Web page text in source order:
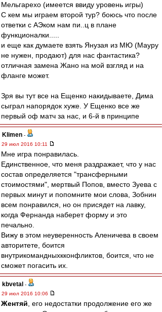
Мельгарехо (имеется ввиду уровень игры)
С кем мы играем второй тур? боюсь что после
ответки с АЭком нам пи..ц в плане
функционалки.....
и еще как думаете взять Янузая из МЮ (Мауру
не нужен, продают) для нас фантастика?
отличная замена Жано на мой взгляд и на
фланге может.
Зря вы тут все на Ещенко накидываете, Дима
сыграл напорядок хуже. У Ещенко все же
первый оф матч за нас, и 6-й в принципе
Klimen -
29 июл 2016 10:11
Мне игра понравилась.
Единственное, что меня раздражает, что у нас
состав определяется "трансферными
стоимостями", мертвый Попов, вместо Зуева с
первых минут и попомните мои слова, Зобнин
всем понравился, но он присядет на лавку,
когда Фернанда наберет форму и это
печально.
Вижу в этом неуверенность Аленичева в своем
авторитете, боится
внутрикомандныхкконфликтов, боится, что не
сможет погасить их.
kbvetal -
29 июл 2016 10:06
Жентяй , его недостатки продолжение его же